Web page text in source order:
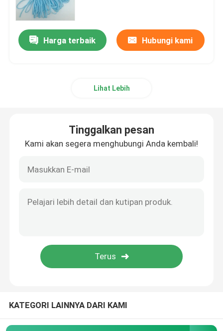
Kawat Hidung Inti Tunggal
Mesin Pembuat Pengait Telinga
Harga terbaik Hubungi kami
Lihat Lebih
Tinggalkan pesan
Kami akan segera menghubungi Anda kembali!
KATEGORI LAINNYA DARI KAMI